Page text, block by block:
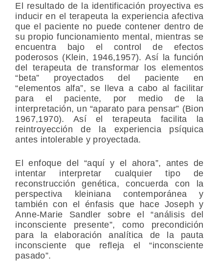
El resultado de la identificación proyectiva es
inducir en el terapeuta la experiencia afectiva
que el paciente no puede contener dentro de
su propio funcionamiento mental, mientras se
encuentra bajo el control de efectos
poderosos (Klein, 1946,1957). Así la función
del terapeuta de transformar los elementos
“beta” proyectados del paciente en
“elementos alfa”, se lleva a cabo al facilitar
para el paciente, por medio de la
interpretación, un “aparato para pensar” (Bion
1967,1970). Así el terapeuta facilita la
reintroyección de la experiencia psíquica
antes intolerable y proyectada.
El enfoque del “aquí y el ahora”, antes de
intentar interpretar cualquier tipo de
reconstrucción genética, concuerda con la
perspectiva kleiniana contemporánea y
también con el énfasis que hace Joseph y
Anne-Marie Sandler sobre el “análisis del
inconsciente presente”, como precondición
para la elaboración analítica de la pauta
inconsciente que refleja el “inconsciente
pasado”.